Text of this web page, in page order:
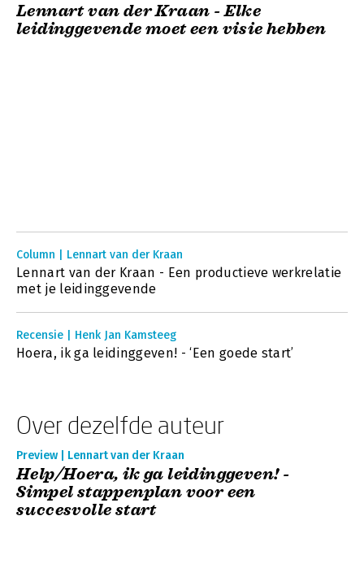
Lennart van der Kraan - Elke
leidinggevende moet een visie hebben
Column | Lennart van der Kraan
Lennart van der Kraan - Een productieve werkrelatie
met je leidinggevende
Recensie | Henk Jan Kamsteeg
Hoera, ik ga leidinggeven! - ‘Een goede start’
Over dezelfde auteur
Preview | Lennart van der Kraan
Help/Hoera, ik ga leidinggeven! -
Simpel stappenplan voor een
succesvolle start